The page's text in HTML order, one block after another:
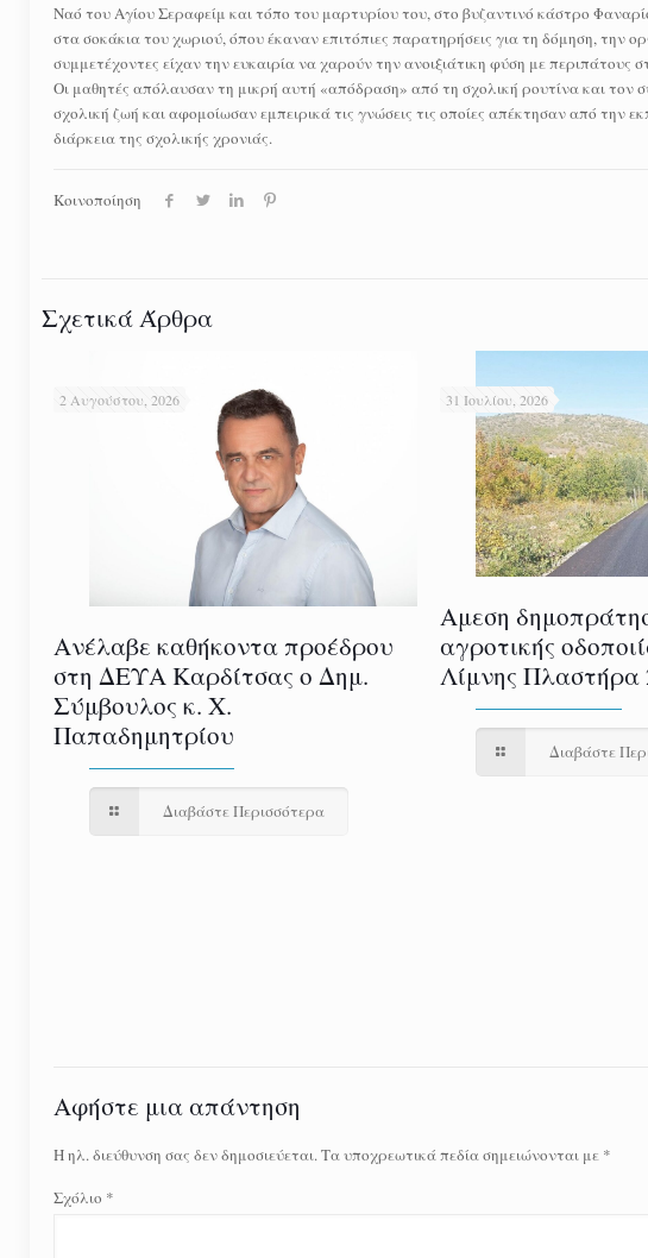
Ναό του Αγίου Σεραφείμ και τόπο του μαρτυρίου του, στο βυζαντινό κάστρο
στα σοκάκια του χωριού, όπου έκαναν επιτόπιες παρατηρήσεις για τη δόμηση, την
συμμετέχοντες είχαν την ευκαιρία να χαρούν την ανοιξιάτικη φύση με
Οι μαθητές απόλαυσαν τη μικρή αυτή «απόδραση» από τη σχολική ρουτίνα και τον
σχολική ζωή και αφομοίωσαν εμπειρικά τις γνώσεις τις οποίες απέκτησαν από
διάρκεια της σχολικής χρονιάς.
Κοινοποίηση
Σχετικά Άρθρα
2 Αυγούστου, 2026
Ανέλαβε καθήκοντα προέδρου
στη ΔΕΥΑ Καρδίτσας ο Δημ.
Σύμβουλος κ. Χ.
Παπαδημητρίου
Διαβάστε Περισσότερα
31 Ιουλίου, 2026
Αμεση
αγροτικής
Λίμνης Πλαστήρα
Διαβάστε
Αφήστε μια απάντηση
Η ηλ. διεύθυνση σας δεν δημοσιεύεται.Τα υποχρεωτικά πεδία σημειώνονται με *
Σχόλιο *